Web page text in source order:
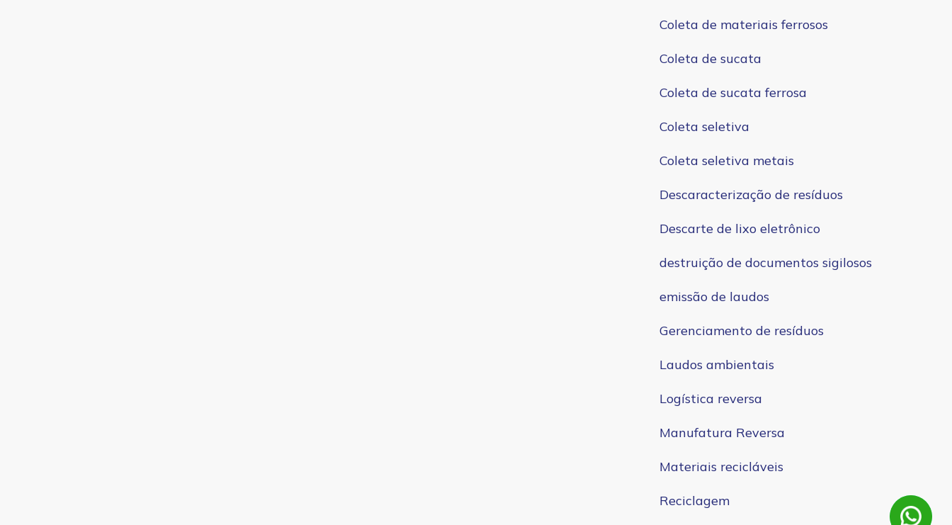
Coleta de materiais ferrosos
Coleta de sucata
Coleta de sucata ferrosa
Coleta seletiva
Coleta seletiva metais
Descaracterização de resíduos
Descarte de lixo eletrônico
destruição de documentos sigilosos
emissão de laudos
Gerenciamento de resíduos
Laudos ambientais
Logística reversa
Manufatura Reversa
Materiais recicláveis
Reciclagem